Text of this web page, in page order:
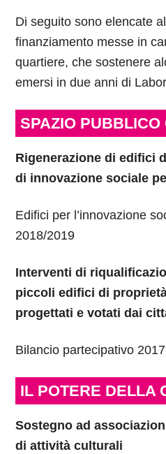
Di seguito sono elencate
finanziamento messe in
quartiere, che sostenere
emersi in due anni di
SPAZIO PUBBLICO
Rigenerazione di edifici
di innovazione sociale
Edifici per l’innovazione
2018/2019
Interventi di
piccoli edifici di
progettati e votati dai
Bilancio partecipativo
IL POTERE DELLA
Sostegno ad
di attività culturali